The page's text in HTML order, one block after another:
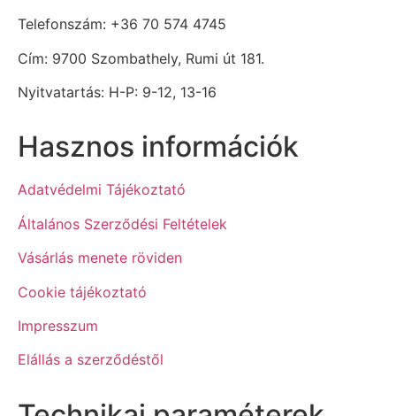
Telefonszám: +36 70 574 4745
Cím: 9700 Szombathely, Rumi út 181.
Nyitvatartás: H-P: 9-12, 13-16
Hasznos információk
Adatvédelmi Tájékoztató
Általános Szerződési Feltételek
Vásárlás menete röviden
Cookie tájékoztató
Impresszum
Elállás a szerződéstől